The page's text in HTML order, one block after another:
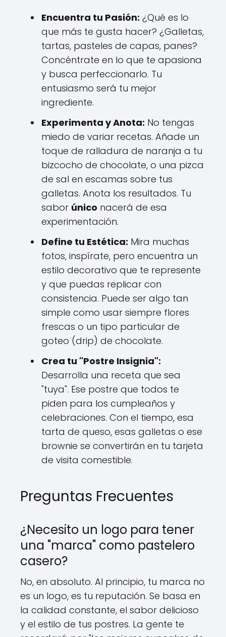
Encuentra tu Pasión: ¿Qué es lo
que más te gusta hacer? ¿Galletas,
tartas, pasteles de capas, panes?
Concéntrate en lo que te apasiona
y busca perfeccionarlo. Tu
entusiasmo será tu mejor
ingrediente.
Experimenta y Anota: No tengas
miedo de variar recetas. Añade un
toque de ralladura de naranja a tu
bizcocho de chocolate, o una pizca
de sal en escamas sobre tus
galletas. Anota los resultados. Tu
sabor único nacerá de esa
experimentación.
Define tu Estética: Mira muchas
fotos, inspírate, pero encuentra un
estilo decorativo que te represente
y que puedas replicar con
consistencia. Puede ser algo tan
simple como usar siempre flores
frescas o un tipo particular de
goteo (drip) de chocolate.
Crea tu "Postre Insignia":
Desarrolla una receta que sea
"tuya". Ese postre que todos te
piden para los cumpleaños y
celebraciones. Con el tiempo, esa
tarta de queso, esas galletas o ese
brownie se convertirán en tu tarjeta
de visita comestible.
Preguntas Frecuentes
¿Necesito un logo para tener
una "marca" como pastelero
casero?
No, en absoluto. Al principio, tu marca no
es un logo, es tu reputación. Se basa en
la calidad constante, el sabor delicioso
y el estilo de tus postres. La gente te